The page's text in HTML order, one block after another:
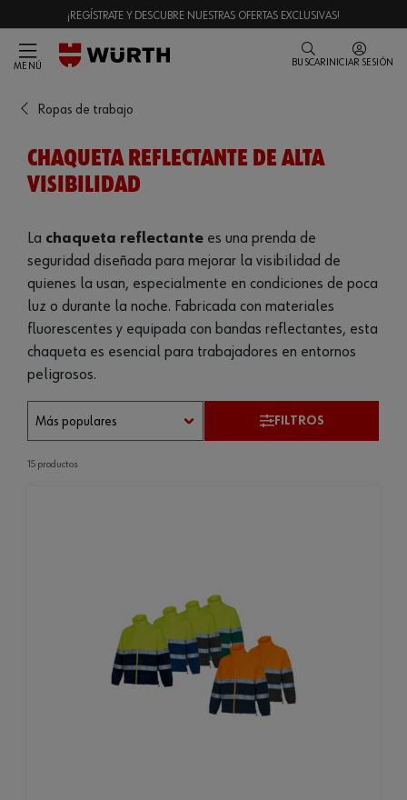
¡REGÍSTRATE Y DESCUBRE NUESTRAS OFERTAS EXCLUSIVAS!
MENÚ BUSCAR INICIAR SESIÓN
Ropas de trabajo
CHAQUETA REFLECTANTE DE ALTA
VISIBILIDAD
La chaqueta reflectante es una prenda de
seguridad diseñada para mejorar la visibilidad de
quienes la usan, especialmente en condiciones de poca
luz o durante la noche. Fabricada con materiales
fluorescentes y equipada con bandas reflectantes, esta
chaqueta es esencial para trabajadores en entornos
peligrosos.
FILTROS
15 productos